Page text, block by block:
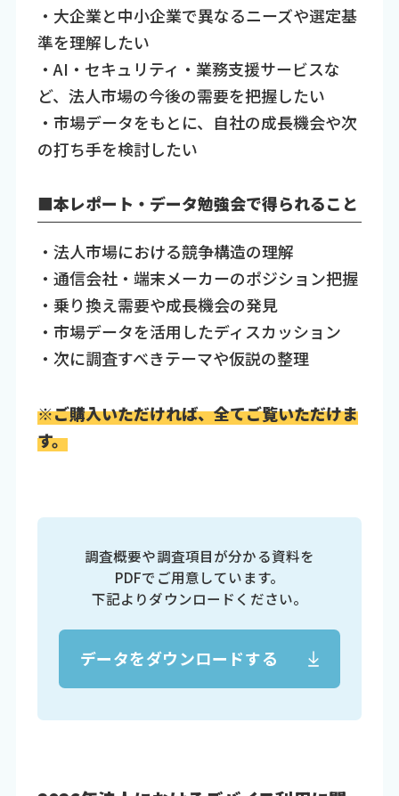
・大企業と中小企業で異なるニーズや選定基
準を理解したい
・AI・セキュリティ・業務支援サービスな
ど、法人市場の今後の需要を把握したい
・市場データをもとに、自社の成長機会や次
の打ち手を検討したい
■本レポート・データ勉強会で得られること
・法人市場における競争構造の理解
・通信会社・端末メーカーのポジション把握
・乗り換え需要や成長機会の発見
・市場データを活用したディスカッション
・次に調査すべきテーマや仮説の整理
※ご購入いただければ、全てご覧いただけま
す。
調査概要や調査項目が分かる資料を
PDFでご用意しています。
下記よりダウンロードください。
データをダウンロードする